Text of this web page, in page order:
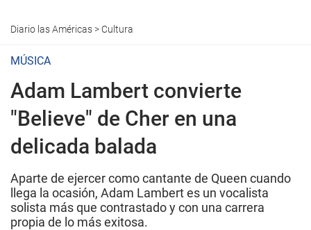
Diario las Américas> Cultura
MÚSICA
Adam Lambert convierte
"Believe" de Cher en una
delicada balada
Aparte de ejercer como cantante de Queen cuando
llega la ocasión, Adam Lambert es un vocalista
solista más que contrastado y con una carrera
propia de lo más exitosa.